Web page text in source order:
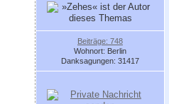
Beiträge: 748
Wohnort: Berlin
Danksagungen: 31417